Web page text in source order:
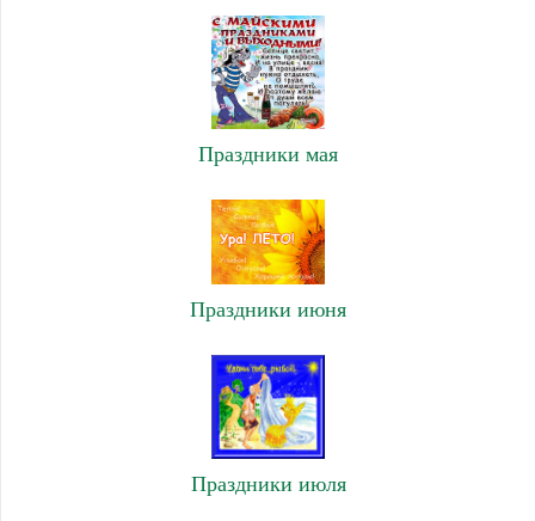
Праздники мая
Праздники июня
Праздники июля